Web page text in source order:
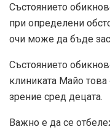
Състоянието
при определени
очи може да бъде
Състоянието
клиниката Майо
зрение сред децата.
Важно е да се